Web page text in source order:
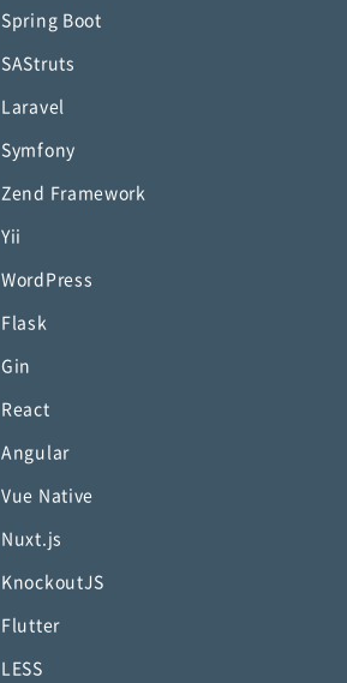
Spring Boot
SAStruts
Laravel
Symfony
Zend Framework
Yii
WordPress
Flask
Gin
React
Angular
Vue Native
Nuxt.js
KnockoutJS
Flutter
LESS